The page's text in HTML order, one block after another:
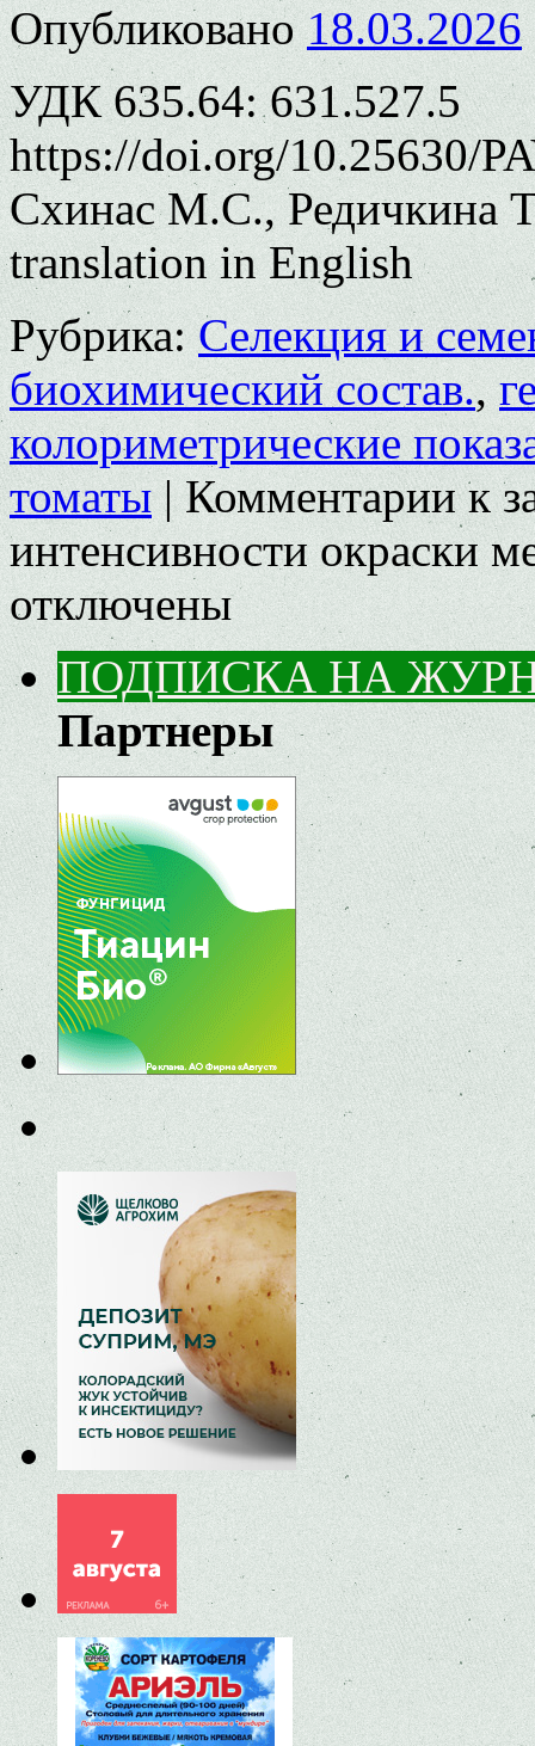
Опубликовано 18.03.2026
УДК 635.64: 631.527.5
https://doi.org/10.25630/
Схинас М.С., Редичкина
translation in English
Рубрика: Селекция и
биохимический состав.,
колориметрические
томаты | Комментариик
интенсивности окраски
отключены
ПОДПИСКА НА
Партнеры